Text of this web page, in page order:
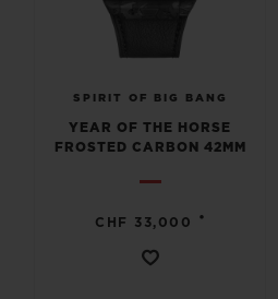
SPIRIT OF BIG BANG
YEAR OF THE HORSE
FROSTED CARBON 42MM
CHF 33,000 •